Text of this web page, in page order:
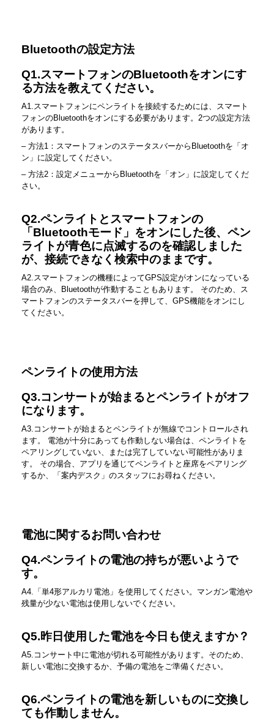
Bluetoothの設定方法
Q1.スマートフォンのBluetoothをオンにす
る方法を教えてください。
A1.スマートフォンにペンライトを接続するためには、スマート
フォンのBluetoothをオンにする必要があります。2つの設定方法
があります。
– 方法1：スマートフォンのステータスバーからBluetoothを「オ
ン」に設定してください。
– 方法2：設定メニューからBluetoothを「オン」に設定してくだ
さい。
Q2.ペンライトとスマートフォンの
「Bluetoothモード」をオンにした後、ペン
ライトが青色に点滅するのを確認しました
が、接続できなく検索中のままです。
A2.スマートフォンの機種によってGPS設定がオンになっている
場合のみ、Bluetoothが作動することもあります。 そのため、ス
マートフォンのステータスバーを押して、GPS機能をオンにし
てください。
ペンライトの使用方法
Q3.コンサートが始まるとペンライトがオフ
になります。
A3.コンサートが始まるとペンライトが無線でコントロールされ
ます。 電池が十分にあっても作動しない場合は、ペンライトを
ペアリングしていない、または完了していない可能性がありま
す。 その場合、アプリを通じてペンライトと座席をペアリング
するか、「案内デスク」のスタッフにお尋ねください。
電池に関するお問い合わせ
Q4.ペンライトの電池の持ちが悪いようで
す。
A4.「単4形アルカリ電池」を使用してください。 マンガン電池や
残量が少ない電池は使用しないでください。
Q5.昨日使用した電池を今日も使えますか？
A5.コンサート中に電池が切れる可能性があります。そのため、
新しい電池に交換するか、予備の電池をご準備ください。
Q6.ペンライトの電池を新しいものに交換し
ても作動しません。